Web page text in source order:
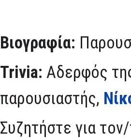
Βιογραφία:
Trivia: Αδερφός
παρουσιαστής,
Συζητήστε για